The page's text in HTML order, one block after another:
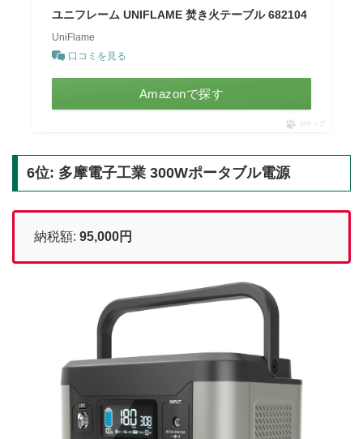
ユニフレーム UNIFLAME 焚き火テーブル 682104
UniFlame
口コミを見る
Amazonで探す
ポチップ
6位: 多摩電子工業 300Wポータブル電源
納税額: 95,000円